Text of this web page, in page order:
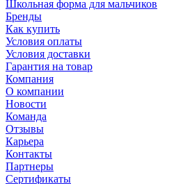
Школьная форма для мальчиков
Бренды
Как купить
Условия оплаты
Условия доставки
Гарантия на товар
Компания
О компании
Новости
Команда
Отзывы
Карьера
Контакты
Партнеры
Сертификаты